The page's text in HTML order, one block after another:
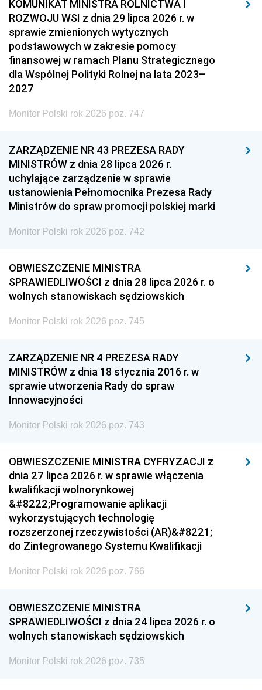
KOMUNIKAT MINISTRA ROLNICTWA I
ROZWOJU WSI z dnia 29 lipca 2026 r. w
sprawie zmienionych wytycznych
podstawowych w zakresie pomocy
finansowej w ramach Planu Strategicznego
dla Wspólnej Polityki Rolnej na lata 2023–
2027
Monitor Polski rok 2026 poz. 747
ZARZĄDZENIE NR 43 PREZESA RADY
MINISTRÓW z dnia 28 lipca 2026 r.
uchylające zarządzenie w sprawie
ustanowienia Pełnomocnika Prezesa Rady
Ministrów do spraw promocji polskiej marki
Monitor Polski rok 2026 poz. 742
OBWIESZCZENIE MINISTRA
SPRAWIEDLIWOŚCI z dnia 28 lipca 2026 r. o
wolnych stanowiskach sędziowskich
Monitor Polski rok 2026 poz. 745
ZARZĄDZENIE NR 4 PREZESA RADY
MINISTRÓW z dnia 18 stycznia 2016 r. w
sprawie utworzenia Rady do spraw
Innowacyjności
Monitor Polski rok 2026 poz. 743
OBWIESZCZENIE MINISTRA CYFRYZACJI z
dnia 27 lipca 2026 r. w sprawie włączenia
kwalifikacji wolnorynkowej
&#8222;Programowanie aplikacji
wykorzystujących technologię
rozszerzonej rzeczywistości (AR)&#8221;
do Zintegrowanego Systemu Kwalifikacji
Monitor Polski rok 2026 poz. 766
OBWIESZCZENIE MINISTRA
SPRAWIEDLIWOŚCI z dnia 24 lipca 2026 r. o
wolnych stanowiskach sędziowskich
Monitor Polski rok 2026 poz. 735